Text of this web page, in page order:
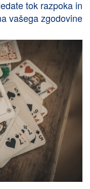
tok razpoka in
vašega zgodovine.